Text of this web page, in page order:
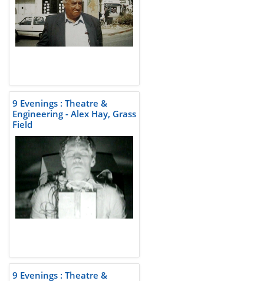
9 Evenings : Theatre &
Engineering - Alex Hay, Grass
Field
9 Evenings : Theatre &